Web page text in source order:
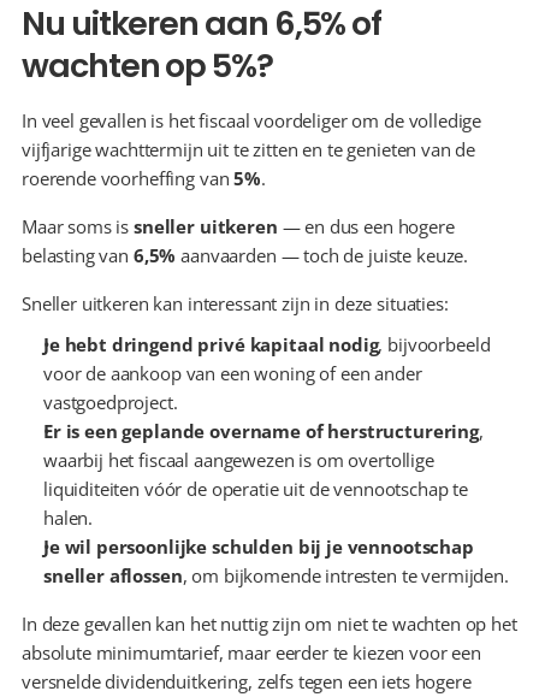
Nu uitkeren aan 6,5% of
wachten op 5%?
In veel gevallen is het fiscaal voordeliger om de volledige
vijfjarige wachttermijn uit te zitten en te genieten van de
roerende voorheffing van 5%.
Maar soms is sneller uitkeren — en dus een hogere
belasting van 6,5% aanvaarden — toch de juiste keuze.
Sneller uitkeren kan interessant zijn in deze situaties:
Je hebt dringend privé kapitaal nodig, bijvoorbeeld
voor de aankoop van een woning of een ander
vastgoedproject.
Er is een geplande overname of herstructurering,
waarbij het fiscaal aangewezen is om overtollige
liquiditeiten vóór de operatie uit de vennootschap te
halen.
Je wil persoonlijke schulden bij je vennootschap
sneller aflossen, om bijkomende intresten te vermijden.
In deze gevallen kan het nuttig zijn om niet te wachten op het
absolute minimumtarief, maar eerder te kiezen voor een
versnelde dividenduitkering, zelfs tegen een iets hogere